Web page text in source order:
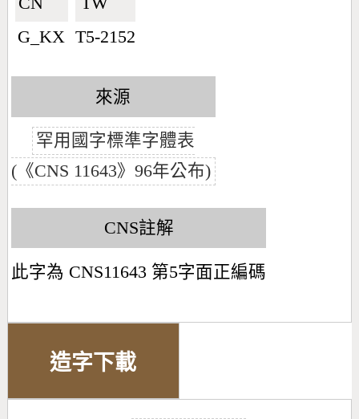
G_KX T5-2152
來源
罕用國字標準字體表
(《CNS 11643》96年公布)
CNS註解
此字為 CNS11643 第5字面正編碼
造字下載